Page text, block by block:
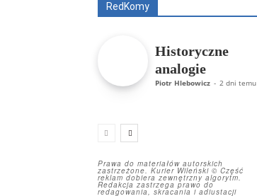
RedKomy
Historyczne
analogie
Piotr Hlebowicz - 2 dni temu
Prawa do materiałów autorskich
zastrzeżone. Kurier Wileński © Część
reklam dobiera zewnętrzny algorytm.
Redakcja zastrzega prawo do
redagowania, skracania i adiustacji